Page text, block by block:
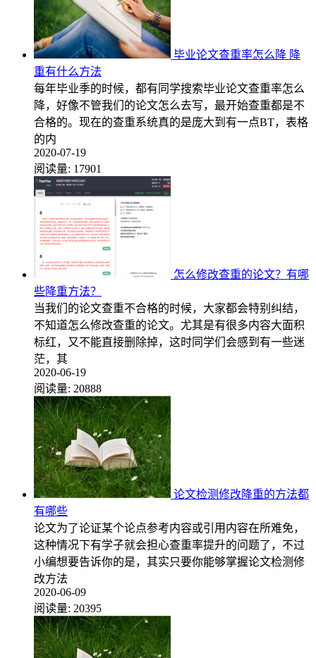
毕业论文查重率怎么降 降
重有什么方法
每年毕业季的时候，都有同学搜索毕业论文查重率怎么
降，好像不管我们的论文怎么去写，最开始查重都是不
合格的。现在的查重系统真的是庞大到有一点BT，表格
的内
2020-07-19
阅读量: 17901
怎么修改查重的论文？有哪
些降重方法？
当我们的论文查重不合格的时候，大家都会特别纠结，
不知道怎么修改查重的论文。尤其是有很多内容大面积
标红，又不能直接删除掉，这时同学们会感到有一些迷
茫，其
2020-06-19
阅读量: 20888
论文检测修改降重的方法都
有哪些
论文为了论证某个论点参考内容或引用内容在所难免，
这种情况下有学子就会担心查重率提升的问题了，不过
小编想要告诉你的是，其实只要你能够掌握论文检测修
改方法
2020-06-09
阅读量: 20395